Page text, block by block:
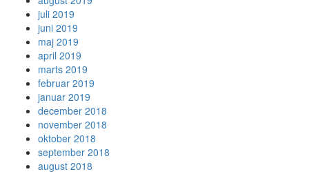
juli 2019
juni 2019
maj 2019
april 2019
marts 2019
februar 2019
januar 2019
december 2018
november 2018
oktober 2018
september 2018
august 2018